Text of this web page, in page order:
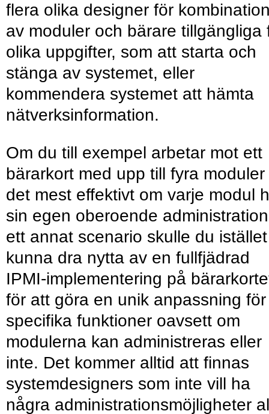
flera olika designer för
av moduler och bärare tillgängliga
olika uppgifter, som att starta och
stänga av systemet, eller
kommendera systemet att hämta
nätverksinformation.
Om du till exempel arbetar mot ett
bärarkort med upp till fyra moduler
det mest effektivt om varje modul
sin egen oberoende
ett annat scenario skulle du istället
kunna dra nytta av en fullfjädrad
IPMI-implementering på
för att göra en unik anpassning för
specifika funktioner oavsett om
modulerna kan administreras eller
inte. Det kommer alltid att finnas
systemdesigners som inte vill ha
några administrationsmöjligheter